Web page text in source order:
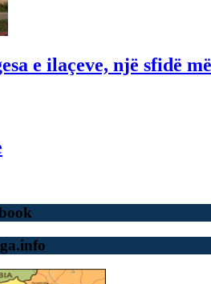
e ilaçeve, një sfidë